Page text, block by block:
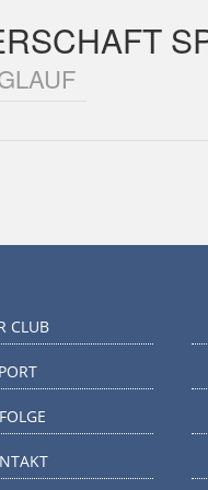
CLUB